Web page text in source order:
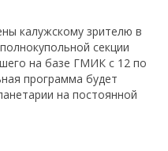
калужскому зрителю в
секции
на базе ГМИК с 12 по
программа будет
на постоянной